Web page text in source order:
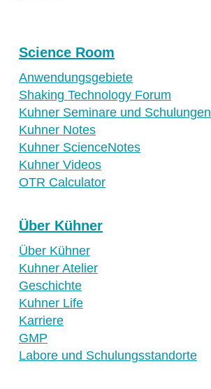
Science Room
Anwendungsgebiete
Shaking Technology Forum
Kuhner Seminare und Schulungen
Kuhner Notes
Kuhner ScienceNotes
Kuhner Videos
OTR Calculator
Über Kühner
Über Kühner
Kuhner Atelier
Geschichte
Kuhner Life
Karriere
GMP
Labore und Schulungsstandorte